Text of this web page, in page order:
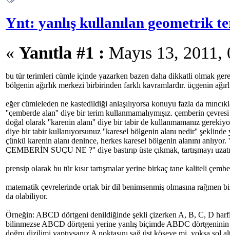
Ynt: yanlış kullanılan geometrik
« Yanıtla #1 : Mayıs 13, 2011,
bu tür terimleri cümle içinde yazarken bazen daha dikkatli olmak
bölgenin ağırlık merkezi birbirinden farklı kavramlardır. üçgenin
eğer cümleleden ne kastedildiği anlaşılıyorsa konuyu fazla da
''çemberde alan'' diye bir terim kullanmamalıymışız. çemberin
doğal olarak ''karenin alanı'' diye bir tabir de kullanmamanız
diye bir tabir kullanıyorsunuz ''karesel bölgenin alanı nedir''
çünkü karenin alanı denince, herkes karesel bölgenin alanını
ÇEMBERİN SUÇU NE ?'' diye bastırıp üste çıkmak, tartışmayı
prensip olarak bu tür kısır tartışmalar yerine birkaç tane kaliteli
matematik çevrelerinde ortak bir dil benimsenmiş olmasına rağmen
da olabiliyor.
Örneğin: ABCD dörtgeni denildiğinde şekli çizerken A, B, C, D
bilinmezse ABCD dörtgeni yerine yanlış biçimde ABDC